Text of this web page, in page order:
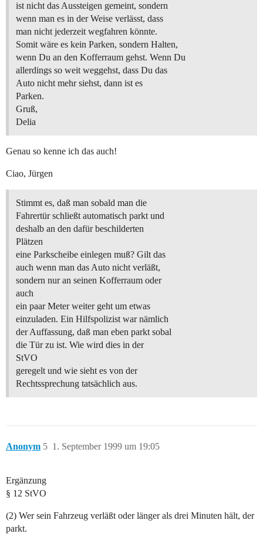
ist nicht das Aussteigen gemeint, sondern
wenn man es in der Weise verlässt, dass
man nicht jederzeit wegfahren könnte.
Somit wäre es kein Parken, sondern Halten,
wenn Du an den Kofferraum gehst. Wenn Du
allerdings so weit weggehst, dass Du das
Auto nicht mehr siehst, dann ist es
Parken.
Gruß,
Delia
Genau so kenne ich das auch!
Ciao, Jürgen
Stimmt es, daß man sobald man die
Fahrertür schließt automatisch parkt und
deshalb an den dafür beschilderten
Plätzen
eine Parkscheibe einlegen muß? Gilt das
auch wenn man das Auto nicht verläßt,
sondern nur an seinen Kofferraum oder
auch
ein paar Meter weiter geht um etwas
einzuladen. Ein Hilfspolizist war nämlich
der Auffassung, daß man eben parkt sobal
die Tür zu ist. Wie wird dies in der
StVO
geregelt und wie sieht es von der
Rechtssprechung tatsächlich aus.
Anonym 1. September 1999 um 19:05
5
Ergänzung
§ 12 StVO
(2) Wer sein Fahrzeug verläßt oder länger als drei Minuten hält, der
parkt.